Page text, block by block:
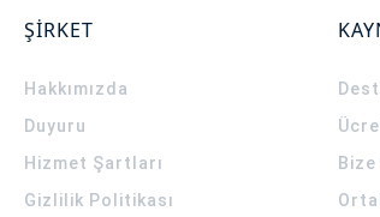
ŞİRKET
Hakkımızda
Duyuru
Hizmet Şartları
Gizlilik Politikası
Bize